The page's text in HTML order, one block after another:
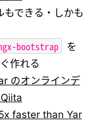
できる・しかも
bootstrap
を
作れる
のオンラインデ
faster than Yar